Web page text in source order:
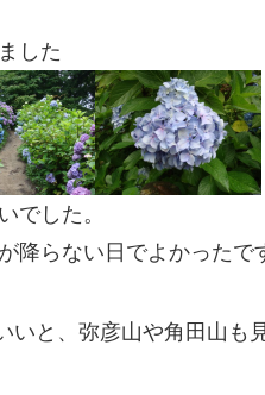
した
でした。
降らない日でよかったで
いと、弥彦山や角田山も